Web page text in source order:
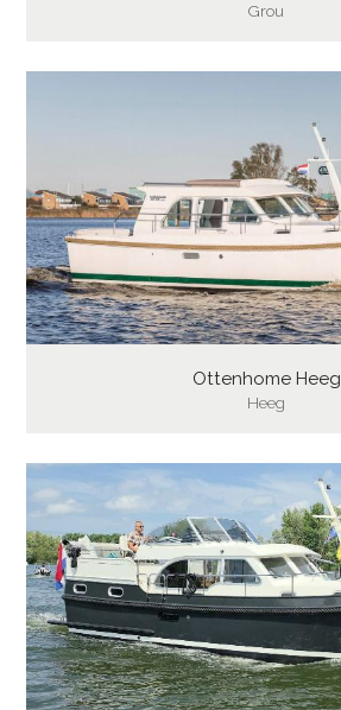
Grou
Ottenhome Heeg
Heeg